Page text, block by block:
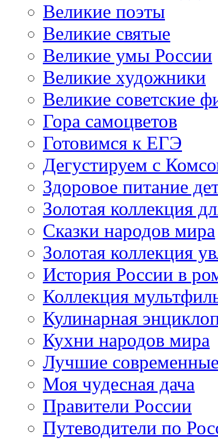
Великие поэты
Великие святые
Великие умы России
Великие художники
Великие советские
Гора самоцветов
Готовимся к ЕГЭ
Дегустируем с
Здоровое питание
Золотая коллекция
Сказки народов мира
Золотая коллекция
История России в
Коллекция
Кулинарная
Кухни народов мира
Лучшие
Моя чудесная дача
Правители России
Путеводители по